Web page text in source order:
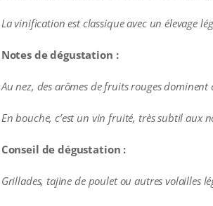
La vinification est classique avec un élevage
Notes de dégustation :
Au nez, des arômes de fruits rouges dominent
En bouche, c’est un vin fruité, très subtil aux
Conseil de dégustation :
Grillades, tajine de poulet ou autres volailles